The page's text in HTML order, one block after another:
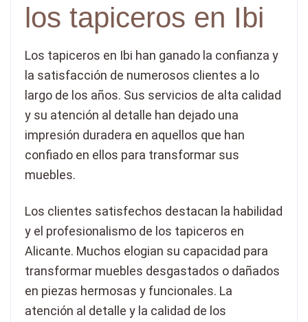
los tapiceros en Ibi
Los tapiceros en Ibi han ganado la confianza y
la satisfacción de numerosos clientes a lo
largo de los años. Sus servicios de alta calidad
y su atención al detalle han dejado una
impresión duradera en aquellos que han
confiado en ellos para transformar sus
muebles.
Los clientes satisfechos destacan la habilidad
y el profesionalismo de los tapiceros en
Alicante. Muchos elogian su capacidad para
transformar muebles desgastados o dañados
en piezas hermosas y funcionales. La
atención al detalle y la calidad de los